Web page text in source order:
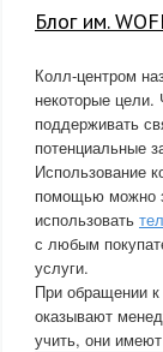
Блог им.
Колл-центром
некоторые цели.
поддерживать
потенциальные
Использование
помощью можно
использовать
с любым
услуги.
При обращении к
оказывают
учить, они